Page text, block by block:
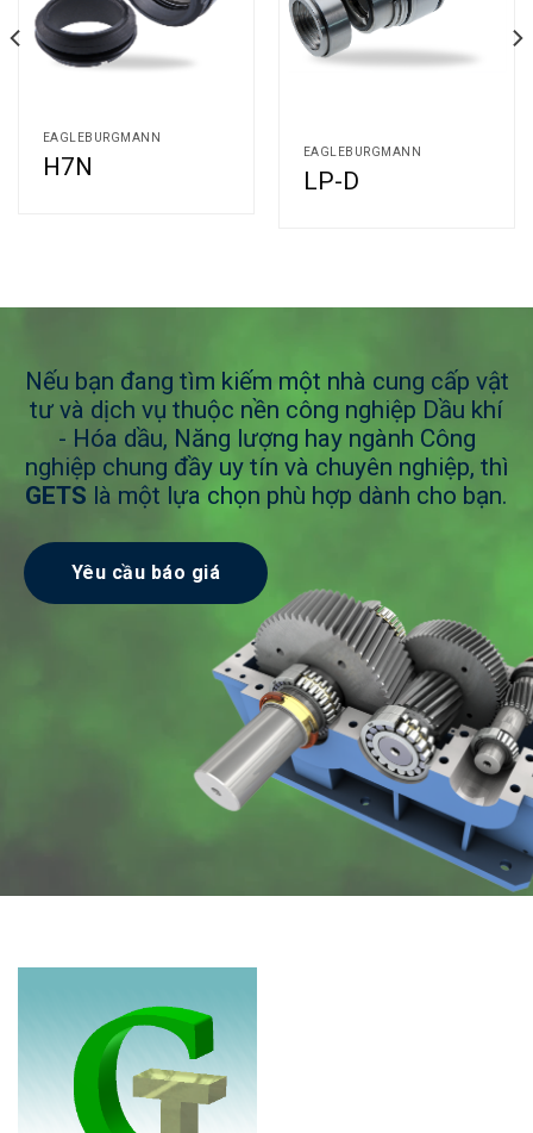
EAGLEBURGMANN
H7N EAGLEBURGMANN
LP-D
Nếu bạn đang tìm kiếm một nhà cung cấp vật
tư và dịch vụ thuộc nền công nghiệp Dầu khí
- Hóa dầu, Năng lượng hay ngành Công
nghiệp chung đầy uy tín và chuyên nghiệp, thì
GETS là một lựa chọn phù hợp dành cho bạn.
Yêu cầu báo giá